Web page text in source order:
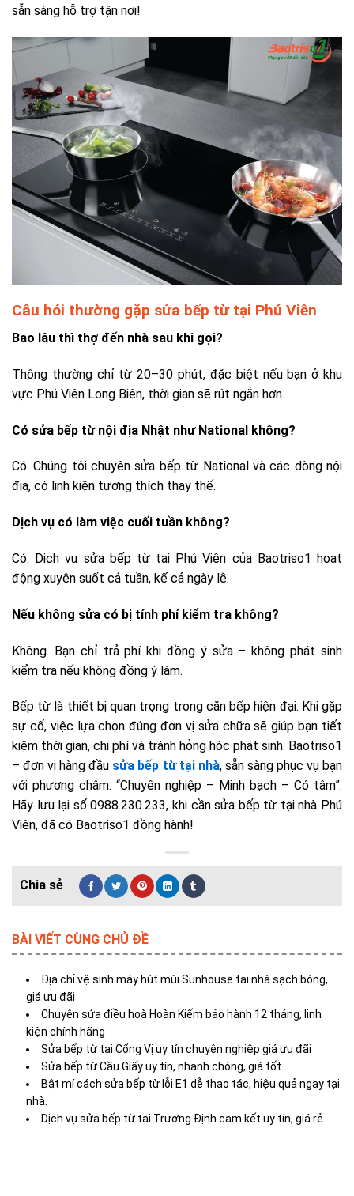
sẵn sàng hỗ trợ tận nơi!
Câu hỏi thường gặp sửa bếp từ tại Phú Viên
Bao lâu thì thợ đến nhà sau khi gọi?
Thông thường chỉ từ 20–30 phút, đặc biệt nếu bạn ở khu
vực Phú Viên Long Biên, thời gian sẽ rút ngắn hơn.
Có sửa bếp từ nội địa Nhật như National không?
Có. Chúng tôi chuyên sửa bếp từ National và các dòng nội
địa, có linh kiện tương thích thay thế.
Dịch vụ có làm việc cuối tuần không?
Có. Dịch vụ sửa bếp từ tại Phú Viên của Baotriso1 hoạt
động xuyên suốt cả tuần, kể cả ngày lễ.
Nếu không sửa có bị tính phí kiểm tra không?
Không. Bạn chỉ trả phí khi đồng ý sửa – không phát sinh
kiểm tra nếu không đồng ý làm.
Bếp từ là thiết bị quan trọng trong căn bếp hiện đại. Khi gặp
sự cố, việc lựa chọn đúng đơn vị sửa chữa sẽ giúp bạn tiết
kiệm thời gian, chi phí và tránh hỏng hóc phát sinh. Baotriso1
– đơn vị hàng đầu sửa bếp từ tại nhà, sẵn sàng phục vụ bạn
với phương châm: “Chuyên nghiệp – Minh bạch – Có tâm”.
Hãy lưu lại số 0988.230.233, khi cần sửa bếp từ tại nhà Phú
Viên, đã có Baotriso1 đồng hành!
BÀI VIẾT CÙNG CHỦ ĐỀ
Địa chỉ vệ sinh máy hút mùi Sunhouse tại nhà sạch bóng,
giá ưu đãi
Chuyên sửa điều hoà Hoàn Kiếm bảo hành 12 tháng, linh
kiện chính hãng
Sửa bếp từ tại Cổng Vị uy tín chuyên nghiệp giá ưu đãi
Sửa bếp từ Cầu Giấy uy tín, nhanh chóng, giá tốt
Bật mí cách sửa bếp từ lỗi E1 dễ thao tác, hiệu quả ngay tại
nhà.
Dịch vụ sửa bếp từ tại Trương Định cam kết uy tín, giá rẻ